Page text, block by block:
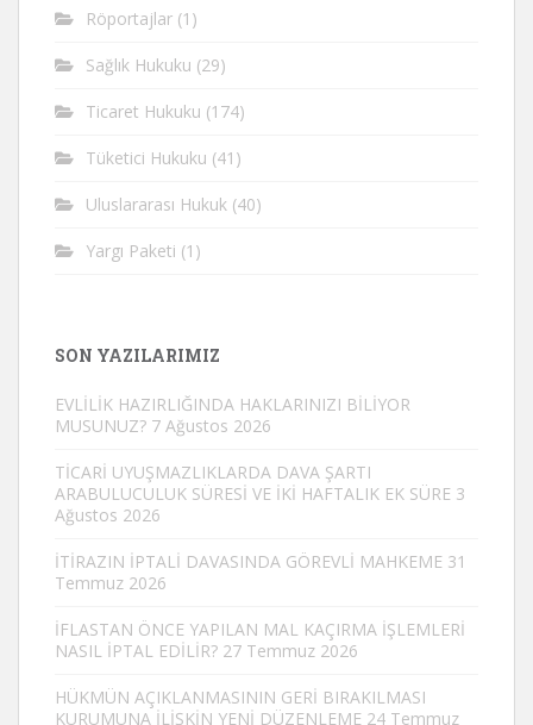
Röportajlar (1)
Sağlık Hukuku (29)
Ticaret Hukuku (174)
Tüketici Hukuku (41)
Uluslararası Hukuk (40)
Yargı Paketi (1)
SON YAZILARIMIZ
EVLİLİK HAZIRLIĞINDA HAKLARINIZI BİLİYOR
MUSUNUZ? 7 Ağustos 2026
TİCARİ UYUŞMAZLIKLARDA DAVA ŞARTI
ARABULUCULUK SÜRESİ VE İKİ HAFTALIK EK SÜRE 3
Ağustos 2026
İTİRAZIN İPTALİ DAVASINDA GÖREVLİ MAHKEME 31
Temmuz 2026
İFLASTAN ÖNCE YAPILAN MAL KAÇIRMA İŞLEMLERİ
NASIL İPTAL EDİLİR? 27 Temmuz 2026
HÜKMÜN AÇIKLANMASININ GERİ BIRAKILMASI
KURUMUNA İLİŞKİN YENİ DÜZENLEME 24 Temmuz